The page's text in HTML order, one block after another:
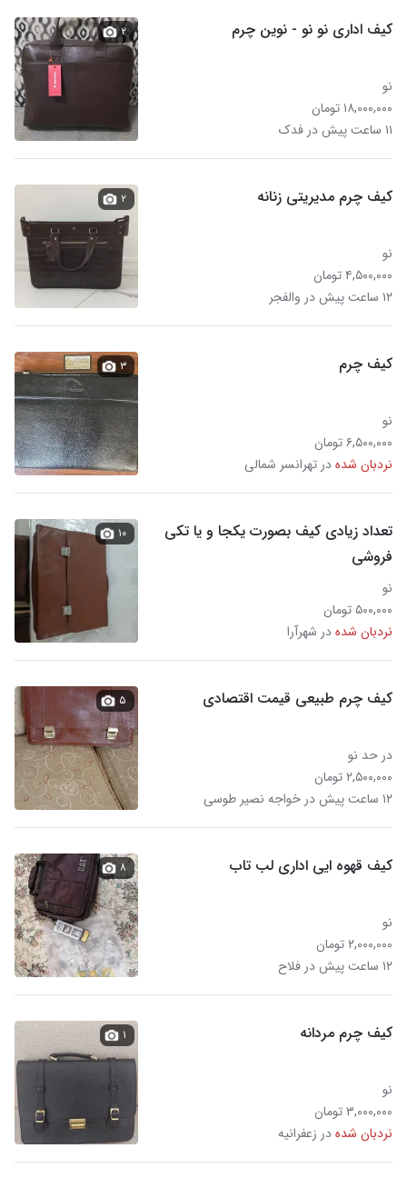
کیف اداری نو نو - نوین چرم
نو
۱۸,۰۰۰,۰۰۰ تومان
۱۱ ساعت پیش در فدک
۲
کیف چرم مدیریتی زنانه
نو
۴,۵۰۰,۰۰۰ تومان
۱۲ ساعت پیش در والفجر
۲
کیف چرم
نو
۶,۵۰۰,۰۰۰ تومان
نردبان شدهدر تهرانسر شمالی
۳
تعداد زیادی کیف بصورت یکجا و یا تکی
فروشی
نو
۵۰۰,۰۰۰ تومان
نردبان شدهدر شهرآرا
۱۰
کیف چرم طبیعی قیمت اقتصادی
در حد نو
۲,۵۰۰,۰۰۰ تومان
۱۲ ساعت پیش در خواجه نصیر طوسی
۵
کیف قهوه ایی اداری لب تاب
نو
۲,۰۰۰,۰۰۰ تومان
۱۲ ساعت پیش در فلاح
۸
کیف چرم مردانه
نو
۳,۰۰۰,۰۰۰ تومان
نردبان شدهدر زعفرانیه
۱